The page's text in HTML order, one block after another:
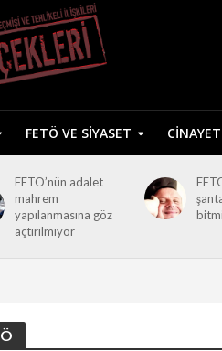
FETÖ VE SIYASET
FETÖ’nün adalet
mahrem
yapılanmasına göz
açtırılmıyor